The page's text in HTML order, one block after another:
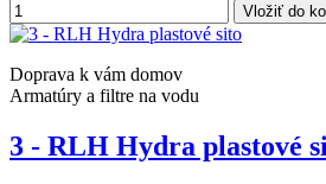
Vložiť do
Doprava k vám domov
Armatúry a filtre na vodu
3 - RLH Hydra plastové